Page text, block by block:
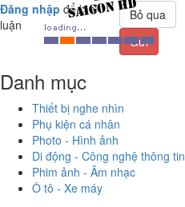
Đăng nhập để bình
luận
Bỏ qua
Gửi
Danh mục
Thiết bị nghe nhìn
Phụ kiện cá nhân
Photo - Hình ảnh
Di động - Công nghệ thông tin
Phim ảnh - Âm nhạc
Ô tô - Xe máy